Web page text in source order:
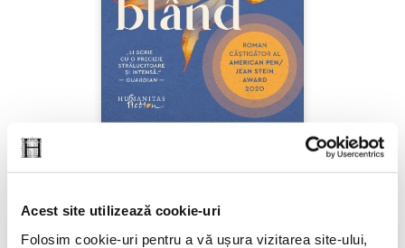
Acest site utilizează cookie-uri
Folosim cookie-uri pentru a vă ușura vizitarea site-ului,
Yiyun Li,Câmp de luptă blând
PREȚ 42.00 RON